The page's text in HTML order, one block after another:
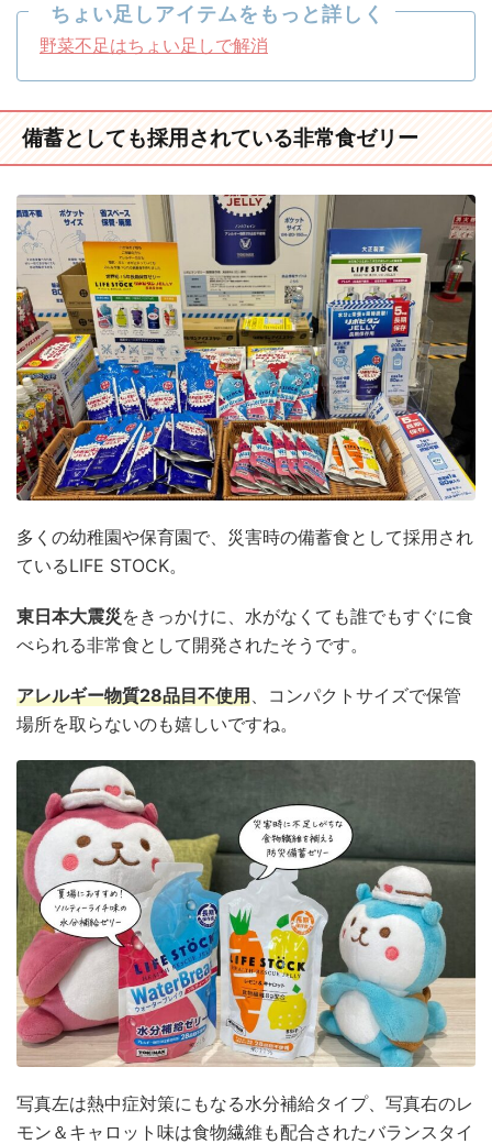
ちょい足しアイテムをもっと詳しく
野菜不足はちょい足しで解消
備蓄としても採用されている非常食ゼリー
多くの幼稚園や保育園で、災害時の備蓄食として採用され
ているLIFE STOCK。
東日本大震災 をきっかけに、水がなくても誰でもすぐに食
べられる非常食として開発されたそうです。
アレルギー物質28品目不使用、コンパクトサイズで保管
場所を取らないのも嬉しいですね。
写真左は熱中症対策にもなる水分補給タイプ、写真右のレ
モン＆キャロット味は食物繊維も配合されたバランスタイ